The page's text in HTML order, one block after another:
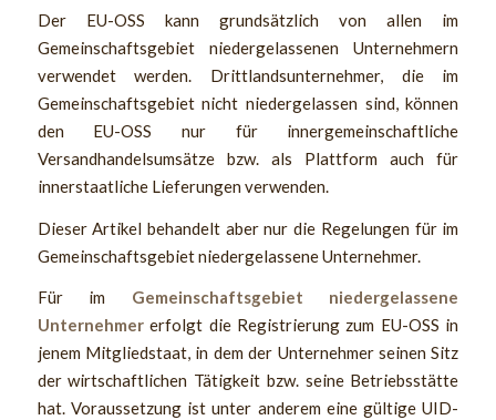
Der EU-OSS kann grundsätzlich von allen im
Gemeinschaftsgebiet niedergelassenen Unternehmern
verwendet werden. Drittlandsunternehmer, die im
Gemeinschaftsgebiet nicht niedergelassen sind, können
den EU-OSS nur für innergemeinschaftliche
Versandhandelsumsätze bzw. als Plattform auch für
innerstaatliche Lieferungen verwenden.
Dieser Artikel behandelt aber nur die Regelungen für im
Gemeinschaftsgebiet niedergelassene Unternehmer.
Für im Gemeinschaftsgebiet
niedergelassene
Unternehmererfolgt die Registrierung zum EU-OSS in
jenem Mitgliedstaat, in dem der Unternehmer seinen Sitz
der wirtschaftlichen Tätigkeit bzw. seine Betriebsstätte
hat. Voraussetzung ist unter anderem eine gültige UID-